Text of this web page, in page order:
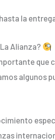
la
Alianza?
que
algunos